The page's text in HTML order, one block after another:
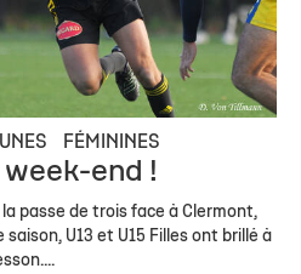
FÉMININES
end !
passe de trois face à Clermont,
U13 et U15 Filles ont brillé à